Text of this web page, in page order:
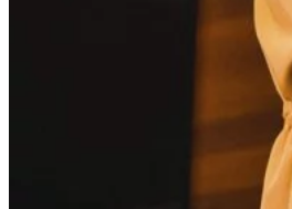
Galéria
Kultúra a tradície